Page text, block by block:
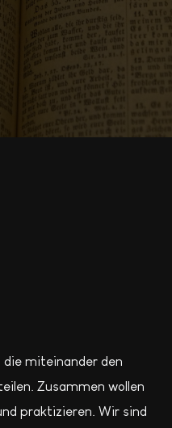
die miteinander den
Zusammen wollen
praktizieren. Wir sind